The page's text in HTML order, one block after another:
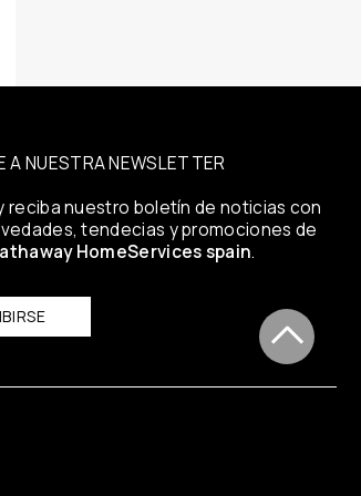
A NUESTRA NEWSLETTER
reciba nuestro boletín de noticias con
tendecias y promociones de
HomeServices spain.